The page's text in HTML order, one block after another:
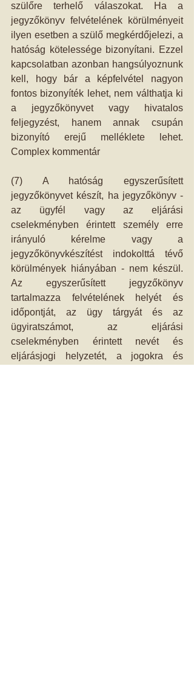
szülőre terhelő válaszokat. Ha a
jegyzőkönyv felvételének körülményeit
ilyen esetben a szülő megkérdőjelezi, a
hatóság kötelessége bizonyítani. Ezzel
kapcsolatban azonban hangsúlyoznunk
kell, hogy bár a képfelvétel nagyon
fontos bizonyíték lehet, nem válthatja ki
a jegyzőkönyvet vagy hivatalos
feljegyzést, hanem annak csupán
bizonyító erejű melléklete lehet.
Complex kommentár
(7) A hatóság egyszerűsített
jegyzőkönyvet készít, ha jegyzőkönyv -
az ügyfél vagy az eljárási
cselekményben érintett személy erre
irányuló kérelme vagy a
jegyzőkönyvkészítést indokolttá tévő
körülmények hiányában - nem készül.
Az egyszerűsített jegyzőkönyv
tartalmazza felvételének helyét és
időpontját, az ügy tárgyát és az
ügyiratszámot, az eljárási
cselekményben érintett nevét és
eljárásjogi helyzetét, a jogokra és